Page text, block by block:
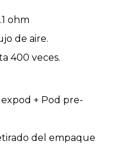
ohm
de aire.
400 veces.
+ Pod pre-
del empaque